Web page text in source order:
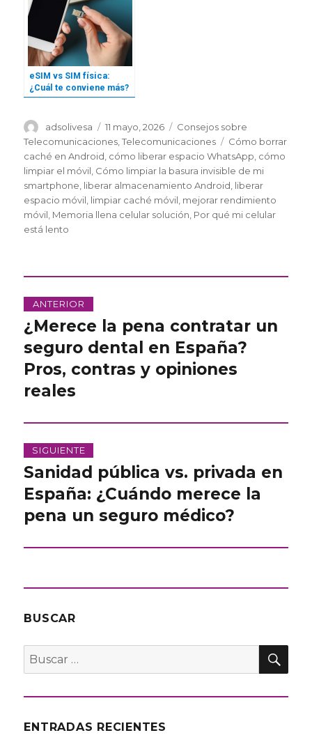
eSIM vs SIM física:
¿Cuál te conviene más?
Autor
adsolivesa
Publicado
el
11 mayo, 2026 Categorías
Consejos sobre
Telecomunicaciones,Telecomunicaciones Etiquetas
Cómo borrar
caché en Android, cómo liberar espacio WhatsApp, cómo
limpiar el móvil, Cómo limpiar la basura invisible de mi
smartphone, liberar almacenamiento Android, liberar
espacio móvil, limpiar caché móvil, mejorar rendimiento
móvil, Memoria llena celular solución, Por qué mi celular
está lento
de
entradas
ANTERIOR
Entrada
anterior:
¿Merece la pena contratar un
seguro dental en España?
Pros, contras y opiniones
reales
SIGUIENTE
Entrada
siguiente:
Sanidad pública vs. privada en
España: ¿Cuándo merece la
pena un seguro médico?
BUSCAR
Buscar
por:
ENTRADAS RECIENTES